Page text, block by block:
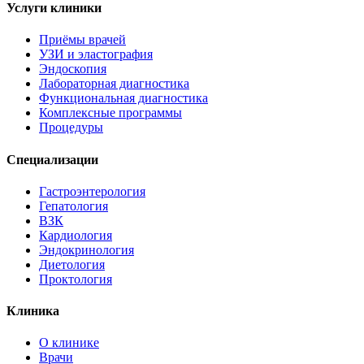
Услуги клиники
Приёмы врачей
УЗИ и эластография
Эндоскопия
Лабораторная диагностика
Функциональная диагностика
Комплексные программы
Процедуры
Специализации
Гастроэнтерология
Гепатология
ВЗК
Кардиология
Эндокринология
Диетология
Проктология
Клиника
О клинике
Врачи